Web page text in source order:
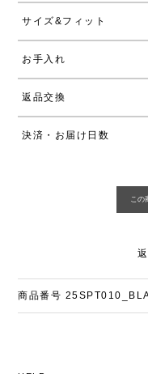
サイズ&フィット
お手入れ
返品交換
決済・お届け日数
商品番号